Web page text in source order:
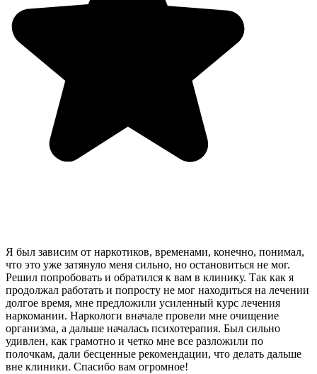
Я был зависим от наркотиков, временами, конечно, понимал,
что это уже затянуло меня сильно, но остановиться не мог.
Решил попробовать и обратился к вам в клинику. Так как я
продолжал работать и попросту не мог находиться на лечении
долгое время, мне предложили усиленный курс лечения
наркомании. Наркологи вначале провели мне очищение
организма, а дальше началась психотерапия. Был сильно
удивлен, как грамотно и четко мне все разложили по
полочкам, дали бесценные рекомендации, что делать дальше
вне клиники. Спасибо вам огромное!